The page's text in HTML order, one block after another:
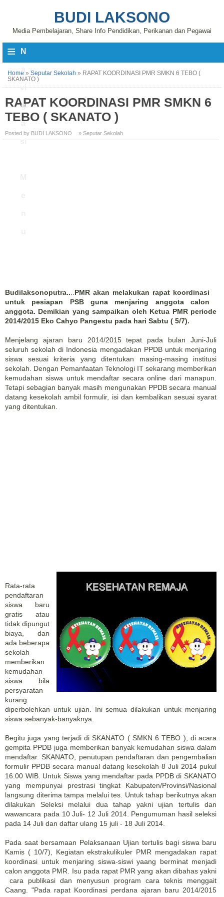
BUDI LAKSONO
Media Pembelajaran, Share Info Pendidikan, Perikanan dan Pegawai
≡ N
vi
g
a
si
Home » Seputar Sekolah » RAPAT KOORDINASI PMR SMKN 6 TEBO (
SKANATO )
RAPAT KOORDINASI PMR SMKN 6
TEBO ( SKANATO )
Posted by BUDI LAKSONO » Seputar Sekolah
Budilaksonoputra..
PMR akan melakukan rapat koordinasi
untuk pesiapan PSB guna menjaring anggota calon
anggota. Demikian yang sampaikan oleh Ketua PMR periode
2014/2015 Eko Cahyo Pangestu pada hari Sabtu ( 5/7).
Menjelang ajaran baru 2014/2015 tepat pada bulan Juni-Juli
seluruh sekolah di Indonesia mengadakan PPDB untuk menjaring
siswa sesuai kriteria yang ditentukan masing-masing institusi
sekolah. Dengan Pemanfaatan Teknologi IT sekarang memberikan
kemudahan siswa untuk mendaftar secara online dari manapun.
Tetapi sebagian banyak masih mengunakan PPDB secara manual
datang kesekolah ambil formulir, isi dan kembalikan sesuai syarat
yang ditentukan.
Rata-rata
pendaftaran
siswa baru
gratis atau
tidak dipungut
biaya, dan
ada beberapa
sekolah
memberikan
kemudahan
siswa bila
persyaratan
kurang
diperbolehkan untuk ujian. Ini semua dilakukan untuk menjaring
siswa sebanyak-banyaknya.
Begitu juga yang terjadi di SKANATO ( SMKN 6 TEBO ), di acara
gempita PPDB juga memberikan banyak kemudahan siswa dalam
mendaftar. SKANATO, penutupan pendaftaran dan pengembalian
formulir PPDB secara manual datang kesekolah 8 Juli 2014 pukul
16.00 WIB. Untuk Siswa yang mendaftar pada PPDB di SKANATO
yang mempunyai prestrasi tingkat Kabupaten/Provinsi/Nasional
langsung diterima tampa melalui tes. Untuk tahap berikutnya akan
dilakukan Seleksi melalui dua tahap yakni ujian tertulis dan
wawancara pada 10 Juli- 12 Juli 2014. Pengumuman hasil seleksi
pada 14 Juli dan daftar ulang 15 juli - 18 Juli 2014.
Pada saat bersamaan Pelaksanaan Ujian tertulis bagi siswa baru
Kamis ( 10/7), Kegiatan ekstrakulikuler PMR mengadakan rapat
koordinasi untuk menjaring siswa-siswi yaang berminat menjadi
calon anggota PMR. Isu pada rapat PMR yang akan dibahas yakni
cara publikasi dan menyusun program cara teknis menggait
Caang. "Pada rapat Koordinasi perdana ajaran baru 2014/2015